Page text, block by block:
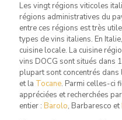
Les vingt régions viticoles
régions administratives du
entre ces régions est très
types de vins italiens. En
cuisine locale. La cuisine
vins DOCG sont situés dans
plupart sont concentrés dans
et la Tocane. Parmi celles-ci
appréciées et recherchées
entier : Barolo, Barbaresco et